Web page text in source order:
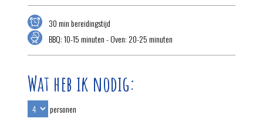
30 min bereidingstijd
BBQ: 10-15 minuten - Oven: 20-25 minuten
Wat heb ik nodig:
personen